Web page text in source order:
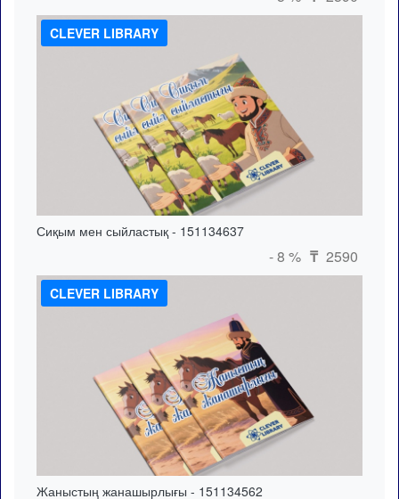
CLEVER LIBRARY
Сиқым мен сыйластық - 151134637
- 8 % ₸ 2590
CLEVER LIBRARY
Жаныстың жанашырлығы - 151134562